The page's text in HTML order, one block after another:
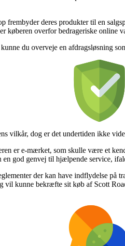
deres produkter til en
køberen overfor bedrageriske online
du overveje en afdragsløsning
vilkår, dog er det undertiden ikke
er e-mærket, som skulle være et
god genvej til hjælpende service,
der kan have indflydelse
vil kunne bekræfte sit køb af Scott